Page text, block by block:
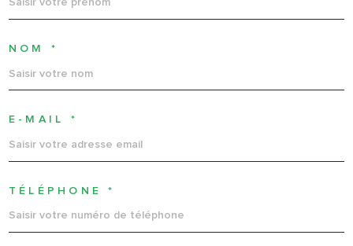
NOM *
E-MAIL *
TÉLÉPHONE *